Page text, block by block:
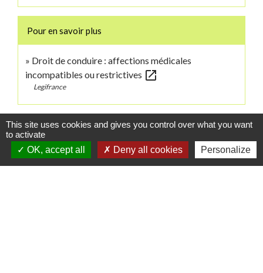
Pour en savoir plus
Droit de conduire : affections médicales
incompatibles ou restrictives open_in_new
Legifrance
Signaler une erreur sur cette page
This site uses cookies and gives you control over what you want
to activate
OK, accept all
Deny all cookies Personalize